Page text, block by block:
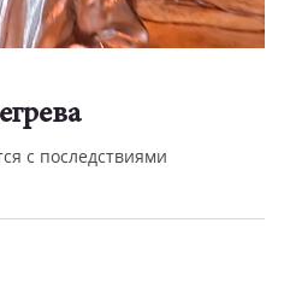
с последствиями